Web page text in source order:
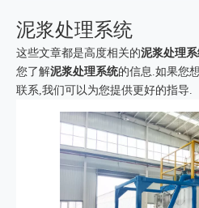
泥浆处理系统
这些文章都是高度相关的泥浆处理
您了解泥浆处理系统的信息.如果您
联系,我们可以为您提供更好的指导.